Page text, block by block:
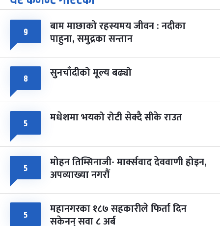
चैत्र ७, २०८३-Mar 21, 2027
८
सोम
फागुपूर्णिमा
चैत्र ८, २०८३-Mar 22, 2027
७ महिना बाँकी
९ बाम माछाको रहस्यमय जीवन : नदीका
पाहुना, समुद्रका सन्तान
८ सुनचाँदीको मूल्य बढ्यो
५ मधेशमा भयको रोटी सेक्दै सीके राउत
५ मोहन तिम्सिनाजी- मार्क्सवाद देववाणी होइन,
अपव्याख्या नगरौं
५ महानगरका १८७ सहकारीले फिर्ता दिन
सकेनन् सवा ८ अर्ब